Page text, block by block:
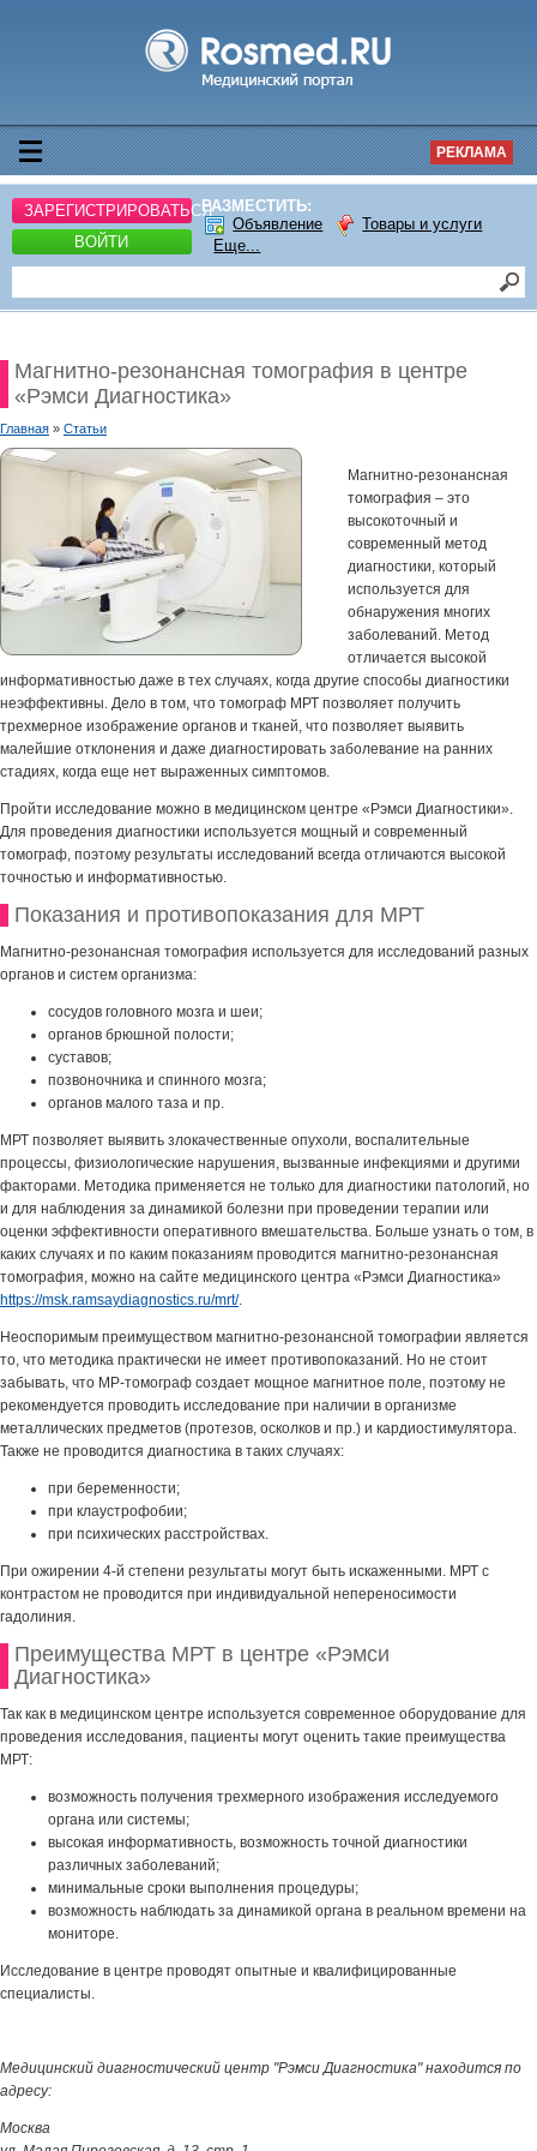
РЕКЛАМА
ЗАРЕГИСТРИРОВАТЬСЯ
ВОЙТИ
РАЗМЕСТИТЬ:
Объявление
Товары и услуги
Еще...
Магнитно-резонансная томография в центре
«Рэмси Диагностика»
Главная » Статьи
Магнитно-резонансная
томография – это
высокоточный и
современный метод
диагностики, который
используется для
обнаружения многих
заболеваний. Метод
отличается высокой
информативностью даже в тех случаях, когда другие способы диагностики
неэффективны. Дело в том, что томограф МРТ позволяет получить
трехмерное изображение органов и тканей, что позволяет выявить
малейшие отклонения и даже диагностировать заболевание на ранних
стадиях, когда еще нет выраженных симптомов.
Пройти исследование можно в медицинском центре «Рэмси Диагностики».
Для проведения диагностики используется мощный и современный
томограф, поэтому результаты исследований всегда отличаются высокой
точностью и информативностью.
Показания и противопоказания для МРТ
Магнитно-резонансная томография используется для исследований разных
органов и систем организма:
сосудов головного мозга и шеи;
органов брюшной полости;
суставов;
позвоночника и спинного мозга;
органов малого таза и пр.
МРТ позволяет выявить злокачественные опухоли, воспалительные
процессы, физиологические нарушения, вызванные инфекциями и другими
факторами. Методика применяется не только для диагностики патологий, но
и для наблюдения за динамикой болезни при проведении терапии или
оценки эффективности оперативного вмешательства. Больше узнать о том, в
каких случаях и по каким показаниям проводится магнитно-резонансная
томография, можно на сайте медицинского центра «Рэмси Диагностика»
https://msk.ramsaydiagnostics.ru/mrt/.
Неоспоримым преимуществом магнитно-резонансной томографии является
то, что методика практически не имеет противопоказаний. Но не стоит
забывать, что МР-томограф создает мощное магнитное поле, поэтому не
рекомендуется проводить исследование при наличии в организме
металлических предметов (протезов, осколков и пр.) и кардиостимулятора.
Также не проводится диагностика в таких случаях:
при беременности;
при клаустрофобии;
при психических расстройствах.
При ожирении 4-й степени результаты могут быть искаженными. МРТ с
контрастом не проводится при индивидуальной непереносимости
гадолиния.
Преимущества МРТ в центре «Рэмси
Диагностика»
Так как в медицинском центре используется современное оборудование для
проведения исследования, пациенты могут оценить такие преимущества
МРТ:
возможность получения трехмерного изображения исследуемого
органа или системы;
высокая информативность, возможность точной диагностики
различных заболеваний;
минимальные сроки выполнения процедуры;
возможность наблюдать за динамикой органа в реальном времени на
мониторе.
Исследование в центре проводят опытные и квалифицированные
специалисты.
Медицинский диагностический центр "Рэмси Диагностика" находится по
адресу:
Москва